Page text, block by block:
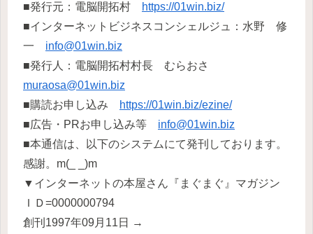
■発行元：電脳開拓村
https://01win.biz/
■インターネットビジネスコンシェルジュ：水野 修
一 info@01win.biz
■発行人：電脳開拓村村長 むらおさ
muraosa@01win.biz
■購読お申し込み
https://01win.biz/ezine/
■広告・PRお申し込み等 info@01win.biz
■本通信は、以下のシステムにて発刊しております。
感謝。m(_ _)m
▼インターネットの本屋さん『まぐまぐ』マガジン
ＩＤ=0000000794
創刊1997年09月11日 →